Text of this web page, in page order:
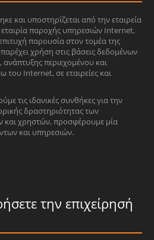
και υποστηρίζεται από την εταιρεία
παροχής υπηρεσιών Internet,
παρουσία στον τομέα της
χρήση στις βάσεις δεδομένων
ανάπτυξης περιεχομένου και
του Internet, σε εταιρείες και
τις ιδανικές συνθήκες για την
δραστηριότητας των
και χρηστών, προσφέρουμε μία
και υπηρεσιών.
την επιχείρησή